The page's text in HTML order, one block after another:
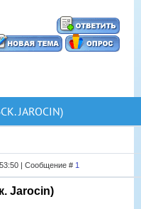
JAROCIN)
| Сообщение # 1
Jarocin)